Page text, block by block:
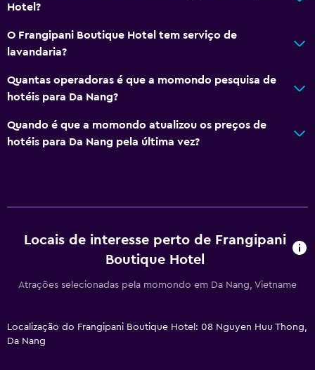
Hotel?
O Frangipani Boutique Hotel tem serviço de
lavandaria?
Quantas operadoras é que a momondo pesquisa de
hotéis para Da Nang?
Quando é que a momondo atualizou os preços de
hotéis para Da Nang pela última vez?
Locais de interesse perto de Frangipani
Boutique Hotel
Atrações selecionadas pela momondo em Da Nang, Vietname
Localização do Frangipani Boutique Hotel: 08 Nguyen Huu Thong,
Da Nang